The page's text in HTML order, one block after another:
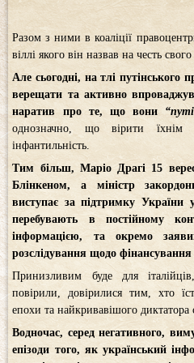
Разом з ними в коаліції
віллі якого він назвав на честь
Але сьогодні, на тлі путінського
верещати та активно
наратив про те, що вони
однозначно, що вірити
інфантильність.
Тим більш, Маріо Драгі 15
Блінкеном, а міністр
виступає за підтримку України
перебувають в постійному
інформацією, та окремо
розслідування щодо фінансування
Принизливим буде для
повірили, довірилися тим, хто
епохи та найкривавішого диктатора
Водночас, серед негативного,
епізоди того, як український